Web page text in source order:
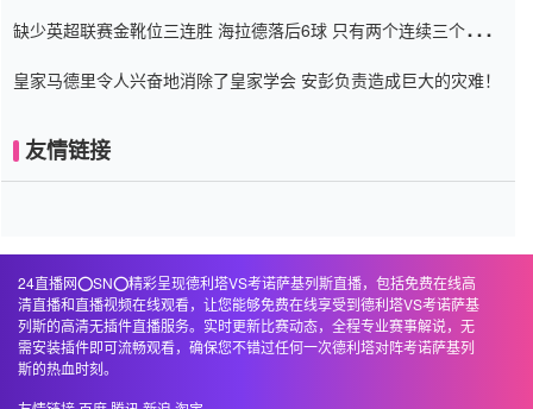
缺少英超联赛金靴位三连胜 海拉德落后6球 只有两个连续三个连续
皇家马德里令人兴奋地消除了皇家学会 安彭负责造成巨大的灾难！
友情链接
24直播网⭕️SN⭕️精彩呈现德利塔VS考诺萨基列斯直播，包括免费在线高
清直播和直播视频在线观看，让您能够免费在线享受到德利塔VS考诺萨基
列斯的高清无插件直播服务。实时更新比赛动态，全程专业赛事解说，无
需安装插件即可流畅观看，确保您不错过任何一次德利塔对阵考诺萨基列
斯的热血时刻。